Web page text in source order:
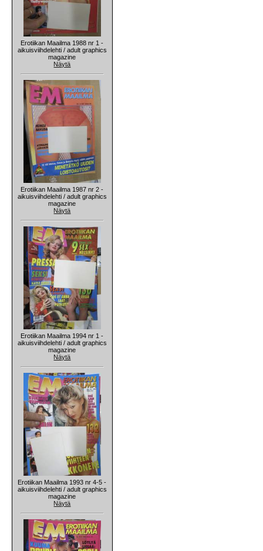
Erotiikan Maailma 1988 nr 1 -
aikuisviihdelehti / adult graphics
magazine
Näytä
Erotiikan Maailma 1987 nr 2 -
aikuisviihdelehti / adult graphics
magazine
Näytä
Erotiikan Maailma 1994 nr 1 -
aikuisviihdelehti / adult graphics
magazine
Näytä
Erotiikan Maailma 1993 nr 4-5 -
aikuisviihdelehti / adult graphics
magazine
Näytä